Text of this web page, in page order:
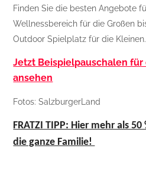
Finden Sie die besten Angebote
Wellnessbereich für die Großen
Outdoor Spielplatz für die Kleinen.
Jetzt Beispielpauschalen
ansehen
Fotos: SalzburgerLand
FRATZI TIPP: Hier mehr als
die ganze Familie!